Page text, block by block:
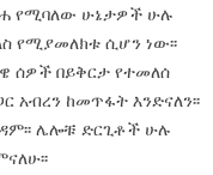
የሚባለው ሁኔታዎች ሁሉ
የሚያመለክቱ ሲሆን ነው፡፡
ሰዎች በይቅርታ የተመለሰ
አብረን ከመጥፋት እንድናለን፡፡
ሌሎቹ ድርጊቶች ሁሉ